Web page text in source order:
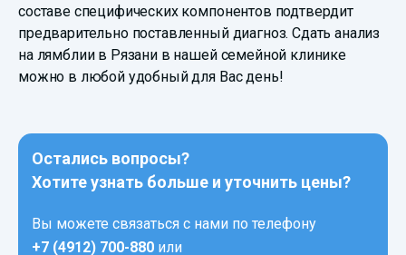
составе специфических компонентов подтвердит
предварительно поставленный диагноз. Сдать анализ
на лямблии в Рязани в нашей семейной клинике
можно в любой удобный для Вас день!
Остались вопросы?
Хотите узнать больше и уточнить цены?
Вы можете связаться с нами по телефону
+7 (4912) 700-880 или